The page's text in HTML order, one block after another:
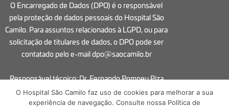
O Encarregado de Dados (DPO) é o responsável
pela proteção de dados pessoais do Hospital São
Camilo. Para assuntos relacionados à LGPD, ou para
solicitação de titulares de dados, o DPO pode ser
contatado pelo e-mail dpo@saocamilo.br
Responsável técnico: Dr. Fernando Pompeu Piza
Vicentine – CRM 125543
O Hospital São Camilo faz uso de cookies para melhorar a sua
experiência de navegação. Consulte nossa Política de